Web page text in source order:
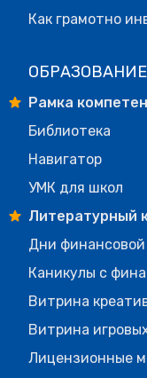
Как грамотно
ОБРАЗОВАНИЕ
Рамка
Библиотека
Навигатор
УМК для школ
Литературный
Дни
Каникулы с
Витрина
Витрина
Лицензионные